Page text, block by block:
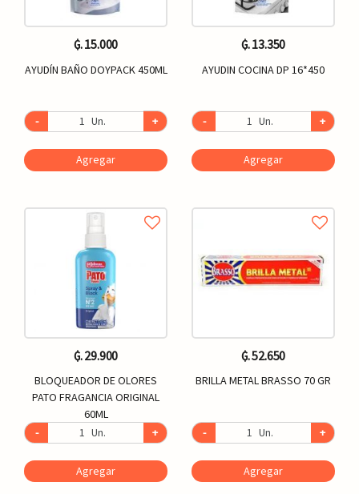
₲. 15.000
AYUDÍN BAÑO DOYPACK 450ML
- Un. +
Agregar
₲. 13.350
AYUDIN COCINA DP 16*450
- Un. +
Agregar
₲. 29.900
BLOQUEADOR DE OLORES
PATO FRAGANCIA ORIGINAL
60ML
-
Un. +
Agregar
₲. 52.650
BRILLA METAL BRASSO 70 GR
- Un. +
Agregar